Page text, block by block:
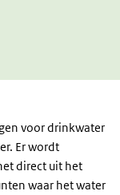
voor drinkwater
Er wordt
direct uit het
waar het water